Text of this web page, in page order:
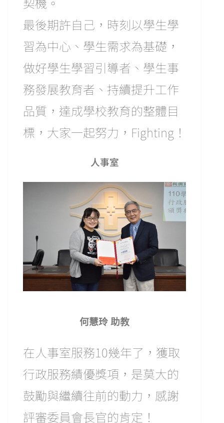
最後期許自己，時刻以學生學
習為中心、學生需求為基礎，
做好學生學習引導者、學生事
務發展教育者、持續提升工作
品質，達成學校教育的整體目
標，大家一起努力，Fighting！
人事室
何慧玲 助教
在人事室服務10幾年了，獲取
行政服務績優獎項，是莫大的
鼓勵與繼續往前的動力，感謝
評審委員會長官的肯定！